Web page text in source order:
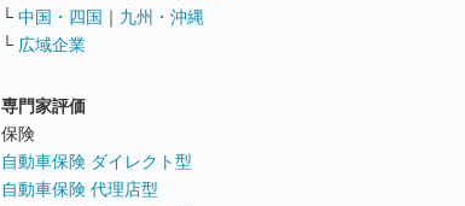
└ 中国・四国 ｜ 九州・沖縄
└ 広域企業
専門家評価
保険
自動車保険 ダイレクト型
自動車保険 代理店型